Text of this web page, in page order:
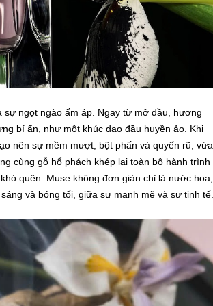
ngọt ngào ấm áp. Ngay từ mở đầu, hương
bí ẩn, như một khúc dạo đầu huyền ảo. Khi
nên sự mềm mượt, bột phấn và quyến rũ, vừa
cùng gỗ hổ phách khép lại toàn bộ hành trình
quên. Muse không đơn giản chỉ là nước hoa,
và bóng tối, giữa sự mạnh mẽ và sự tinh tế.